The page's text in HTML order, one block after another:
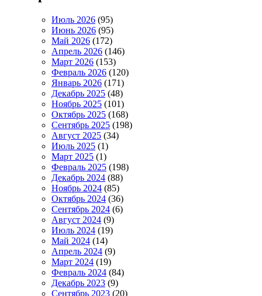
Июль 2026 (95)
Июнь 2026 (95)
Май 2026 (172)
Апрель 2026 (146)
Март 2026 (153)
Февраль 2026 (120)
Январь 2026 (171)
Декабрь 2025 (48)
Ноябрь 2025 (101)
Октябрь 2025 (168)
Сентябрь 2025 (198)
Август 2025 (34)
Июль 2025 (1)
Март 2025 (1)
Февраль 2025 (198)
Декабрь 2024 (88)
Ноябрь 2024 (85)
Октябрь 2024 (36)
Сентябрь 2024 (6)
Август 2024 (9)
Июль 2024 (19)
Май 2024 (14)
Апрель 2024 (9)
Март 2024 (19)
Февраль 2024 (84)
Декабрь 2023 (9)
Сентябрь 2023 (20)